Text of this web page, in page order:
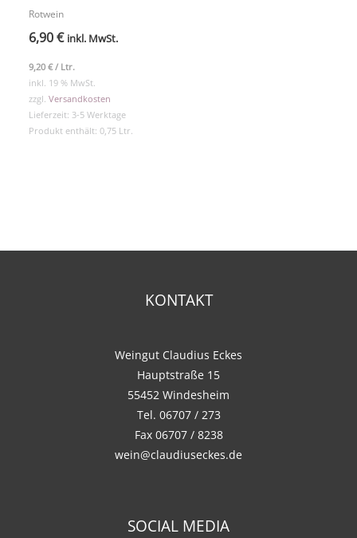
Rotwein
6,90€ inkl. MwSt.
9,20€/ Ltr.
inkl. 19 % MwSt.
zzgl.Versandkosten
Lieferzeit: 3-5 Werktage
Produkt enthält: 0,75 Ltr.
KONTAKT
Weingut Claudius Eckes
Hauptstraße 15
55452 Windesheim
Tel. 06707 / 273
Fax 06707 / 8238
wein@claudiuseckes.de
SOCIAL MEDIA